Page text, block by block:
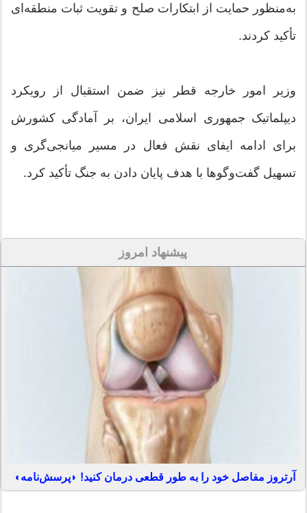
به‌منظور حمایت از ابتکارات صلح و تقویت ثبات منطقه‌ای
تأکید کردند.
وزیر امور خارجه قطر نیز ضمن استقبال از رویکرد
دیپلماتیک جمهوری اسلامی ایران، بر آمادگی کشورش
برای ادامه ایفای نقش فعال در مسیر میانجی‌گری و
تسهیل گفت‌وگوها با هدف پایان دادن به جنگ تأکید کرد.
پیشنهاد امروز
آرتروز مفاصل خود را به طور قطعی درمان کنید! ◗پرسش‌نامه◖